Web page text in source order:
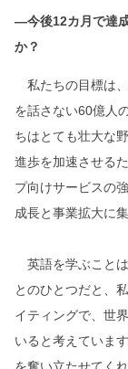
―今後12カ月で達
か？
私たちの目標は
を話さない60億人
ちはとても壮大な
進歩を加速させる
プ向けサービスの
成長と事業拡大に
英語を学ぶこと
とのひとつだと、
イティングで、世
いると考えていま